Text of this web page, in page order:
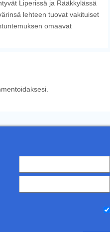
Liperissä ja Rääkkylässä
lehteen tuovat vakituiset
omaavat